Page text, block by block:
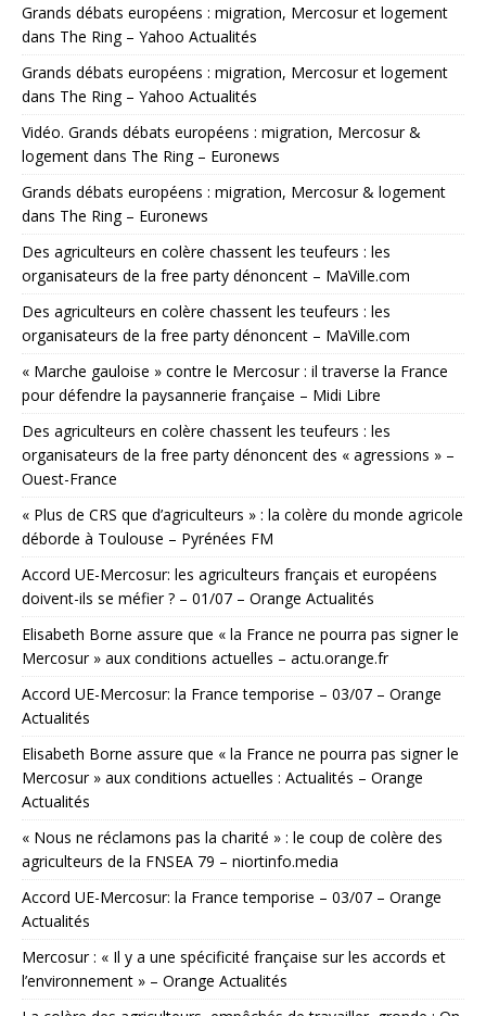
Grands débats européens : migration, Mercosur et logement
dans The Ring – Yahoo Actualités
Grands débats européens : migration, Mercosur et logement
dans The Ring – Yahoo Actualités
Vidéo. Grands débats européens : migration, Mercosur &
logement dans The Ring – Euronews
Grands débats européens : migration, Mercosur & logement
dans The Ring – Euronews
Des agriculteurs en colère chassent les teufeurs : les
organisateurs de la free party dénoncent – MaVille.com
Des agriculteurs en colère chassent les teufeurs : les
organisateurs de la free party dénoncent – MaVille.com
« Marche gauloise » contre le Mercosur : il traverse la France
pour défendre la paysannerie française – Midi Libre
Des agriculteurs en colère chassent les teufeurs : les
organisateurs de la free party dénoncent des « agressions » –
Ouest-France
« Plus de CRS que d’agriculteurs » : la colère du monde agricole
déborde à Toulouse – Pyrénées FM
Accord UE-Mercosur: les agriculteurs français et européens
doivent-ils se méfier ? – 01/07 – Orange Actualités
Elisabeth Borne assure que « la France ne pourra pas signer le
Mercosur » aux conditions actuelles – actu.orange.fr
Accord UE-Mercosur: la France temporise – 03/07 – Orange
Actualités
Elisabeth Borne assure que « la France ne pourra pas signer le
Mercosur » aux conditions actuelles : Actualités – Orange
Actualités
« Nous ne réclamons pas la charité » : le coup de colère des
agriculteurs de la FNSEA 79 – niortinfo.media
Accord UE-Mercosur: la France temporise – 03/07 – Orange
Actualités
Mercosur : « Il y a une spécificité française sur les accords et
l’environnement » – Orange Actualités